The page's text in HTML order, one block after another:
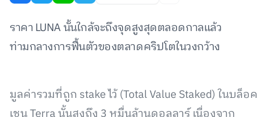
ราคา LUNA นั้นใกล้จะถึงจุดสูงสุดตลอดกาลแล้ว
ท่ามกลางการฟื้นตัวของตลาดคริปโตในวงกว้าง
มูลค่ารวมที่ถูก stake ไว้ (Total Value Staked) ในบล็อค